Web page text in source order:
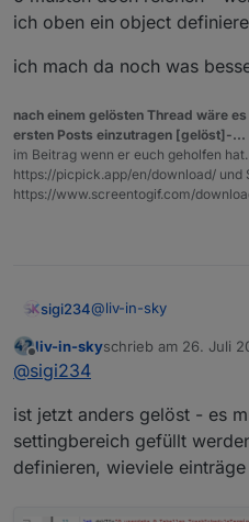
ich oben ein object
ich mach da noch was
nach einem gelösten Thread wäre
ersten Posts einzutragen [gelöst]-...
im Beitrag wenn er euch geholfen hat.
https://picpick.app/en/download/ und
https://www.screentogif.com/
sigi234@liv-in-sky
Hinweis , wenn die
Offline
liv-in-skyschrieb am 26. Juli
zuletzt editiert von
@sigi234
ist jetzt anders gelöst - es
settingbereich gefüllt
definieren, wieviele